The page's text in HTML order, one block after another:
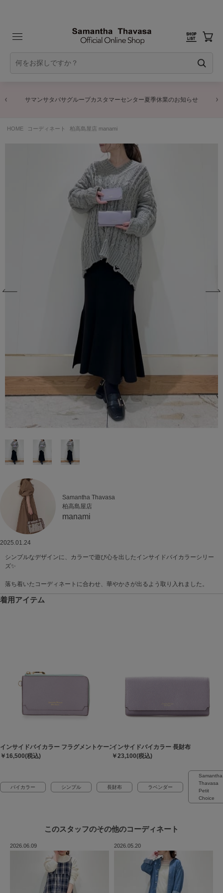
サマンサタバサグループカスタマーセンター夏季休業のお知らせ
HOME コーディネート 柏高島屋店 manami
Samantha Thavasa
柏高島屋店
manami
2025.01.24
シンプルなデザインに、カラーで遊び心を出したインサイドバイカラーシリー
ズ✨
落ち着いたコーディネートに合わせ、華やかさが出るよう取り入れました。
着用アイテム
インサイドバイカラー フラグメントケース
￥16,500(税込)
インサイドバイカラー 長財布
￥23,100(税込)
バイカラー シンプル 長財布 ラベンダー
Samantha
Thavasa
Petit
Choice
このスタッフのその他のコーディネート
2026.06.09 2026.05.20